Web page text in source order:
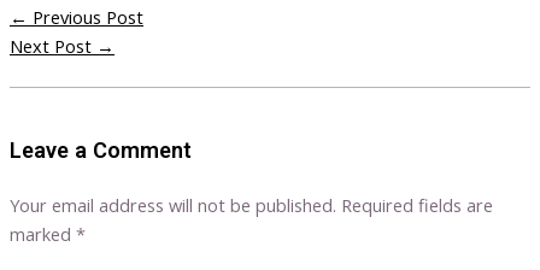
← Previous Post
Next Post →
Leave a Comment
Your email address will not be published. Required fields are
marked *